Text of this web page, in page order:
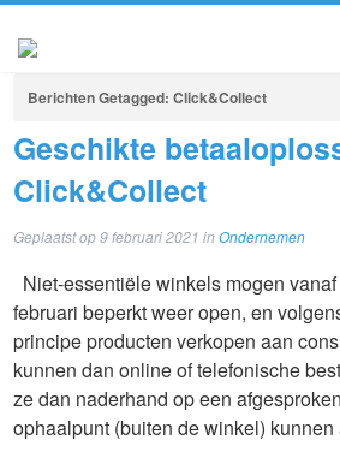
Berichten Getagged: Click&Collect
Geschikte
Click&Collect
Geplaatst op9 februari 2021 inOndernemen
Niet-essentiële winkels mogen
februari beperkt weer open, en
principe producten verkopen aan
kunnen dan online of telefonische
ze dan naderhand op een
ophaalpunt (buiten de winkel) kunnen